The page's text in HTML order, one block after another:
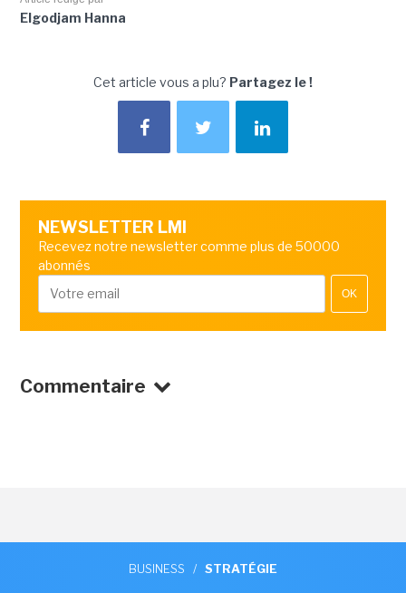
Elgodjam Hanna
Cet article vous a plu? Partagez le !
NEWSLETTER LMI
Recevez notre newsletter comme plus de 50000
abonnés
OK
Commentaire
BUSINESS / STRATÉGIE